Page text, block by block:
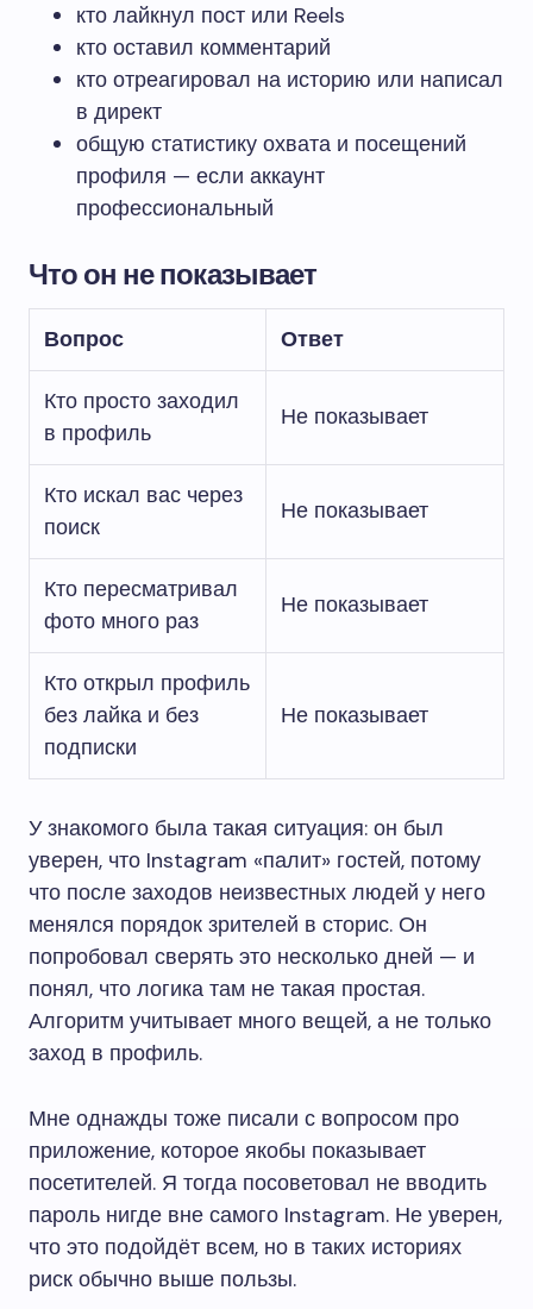
кто лайкнул пост или Reels
кто оставил комментарий
кто отреагировал на историю или написал
в директ
общую статистику охвата и посещений
профиля — если аккаунт
профессиональный
Что он не показывает
Вопрос Ответ
Кто просто заходил
в профиль
Не показывает
Кто искал вас через
поиск
Не показывает
Кто пересматривал
фото много раз
Не показывает
Кто открыл профиль
без лайка и без
подписки
Не показывает
У знакомого была такая ситуация: он был
уверен, что Instagram «палит» гостей, потому
что после заходов неизвестных людей у него
менялся порядок зрителей в сторис. Он
попробовал сверять это несколько дней — и
понял, что логика там не такая простая.
Алгоритм учитывает много вещей, а не только
заход в профиль.
Мне однажды тоже писали с вопросом про
приложение, которое якобы показывает
посетителей. Я тогда посоветовал не вводить
пароль нигде вне самого Instagram. Не уверен,
что это подойдёт всем, но в таких историях
риск обычно выше пользы.